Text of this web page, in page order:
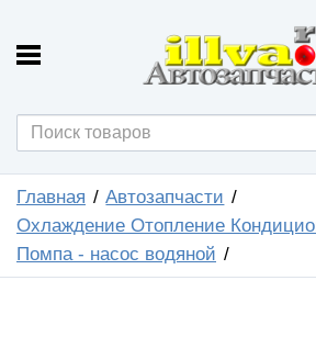
Главная
Автозапчасти
Охлаждение Отопление
Помпа - насос водяной